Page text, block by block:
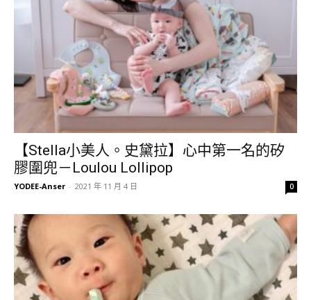
【Stella小美人。史黛拉】心中第一名的矽
膠圍兜－Loulou Lollipop
YODEE-Anser - 2021 年 11 月 4 日 0